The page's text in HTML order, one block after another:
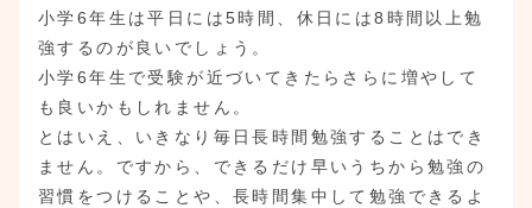
小学6年生は平日には5時間、休日には8時間以上勉
強するのが良いでしょう。
小学6年生で受験が近づいてきたらさらに増やして
も良いかもしれません。
とはいえ、いきなり毎日長時間勉強することはでき
ません。ですから、できるだけ早いうちから勉強の
習慣をつけることや、長時間集中して勉強できるよ